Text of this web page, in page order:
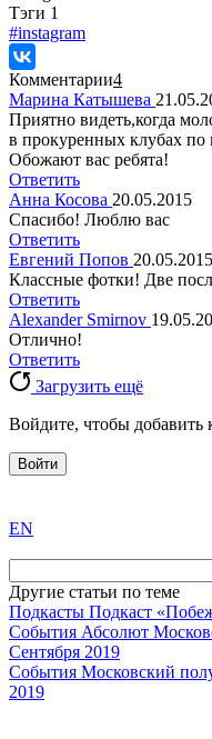
Tэги 1
#instagram
Комментарии4
Марина Катышева
Приятно видеть,когда
в прокуренных клубах по
Обожают вас ребята!
Ответить
Анна Косова 20.05.2015
Спасибо! Люблю вас
Ответить
Евгений Попов 20.05.2015
Классные фотки! Две
Ответить
Alexander Smirnov
Отлично!
Ответить
Загрузить ещё
Войдите, чтобы добавить
Войти
the
division
agent
watch
replica
showcases
substantial
areas.
EN
Другие статьи по теме
Подкасты Подкаст
События Абсолют
Сентября 2019
События Московский
2019